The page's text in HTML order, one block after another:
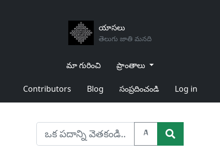
యాసలు
తెలుగు జాతి మనది
మా గురించి ప్రాంతాలు
Contributors Blog సంప్రదించండి Log in
A